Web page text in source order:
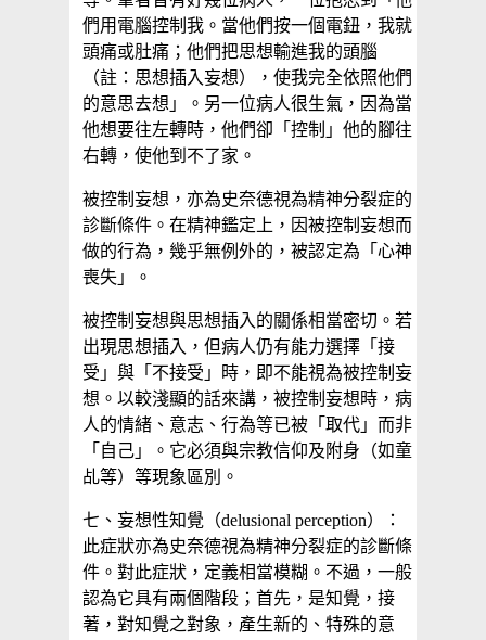
們用電腦控制我。當他們按一個電鈕，我就
頭痛或肚痛；他們把思想輸進我的頭腦
（註：思想插入妄想），使我完全依照他們
的意思去想」。另一位病人很生氣，因為當
他想要往左轉時，他們卻「控制」他的腳往
右轉，使他到不了家。
被控制妄想，亦為史奈德視為精神分裂症的
診斷條件。在精神鑑定上，因被控制妄想而
做的行為，幾乎無例外的，被認定為「心神
喪失」。
被控制妄想與思想插入的關係相當密切。若
出現思想插入，但病人仍有能力選擇「接
受」與「不接受」時，即不能視為被控制妄
想。以較淺顯的話來講，被控制妄想時，病
人的情緒、意志、行為等已被「取代」而非
「自己」。它必須與宗教信仰及附身（如童
乩等）等現象區別。
七、妄想性知覺（delusional perception）：
此症狀亦為史奈德視為精神分裂症的診斷條
件。對此症狀，定義相當模糊。不過，一般
認為它具有兩個階段；首先，是知覺，接
著，對知覺之對象，產生新的、特殊的意